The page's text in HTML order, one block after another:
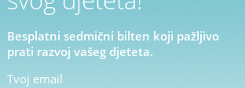
Besplatni sedmični bilten koji pažljivo
prati razvoj vašeg djeteta.
Tvoj email